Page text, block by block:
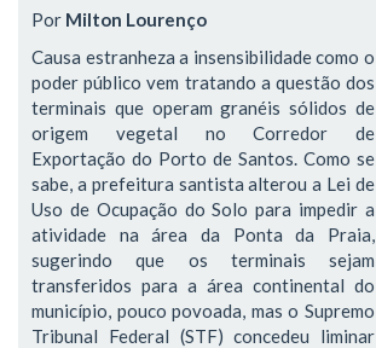
Por Milton Lourenço
Causa estranheza a insensibilidade como o
poder público vem tratando a questão dos
terminais que operam granéis sólidos de
origem vegetal no Corredor de
Exportação do Porto de Santos. Como se
sabe, a prefeitura santista alterou a Lei de
Uso de Ocupação do Solo para impedir a
atividade na área da Ponta da Praia,
sugerindo que os terminais sejam
transferidos para a área continental do
município, pouco povoada, mas o Supremo
Tribunal Federal (STF) concedeu liminar